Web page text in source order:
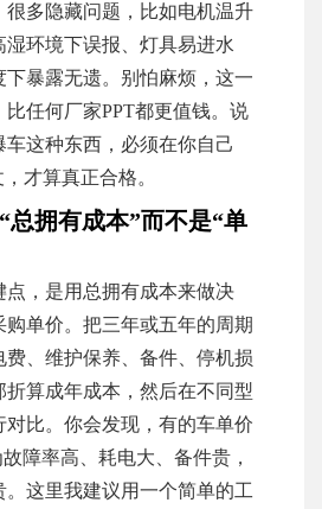
很多隐藏问题，比如电机温升
湿环境下误报、灯具易进水
下暴露无遗。别怕麻烦，这一
任何厂家PPT都更值钱。说
这种东西，必须在你自己
才算真正合格。
总拥有成本”而不是“单
点，是用总拥有成本来做决
单价。把三年或五年的周期
费、维护保养、备件、停机损
折算成年成本，然后在不同型
对比。你会发现，有的车单价
障率高、耗电大、备件贵，
。这里我建议用一个简单的工